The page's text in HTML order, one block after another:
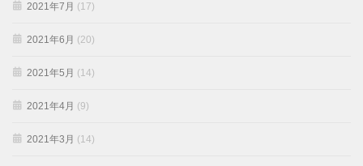
2021年7月 (17)
2021年6月 (20)
2021年5月 (14)
2021年4月 (9)
2021年3月 (14)